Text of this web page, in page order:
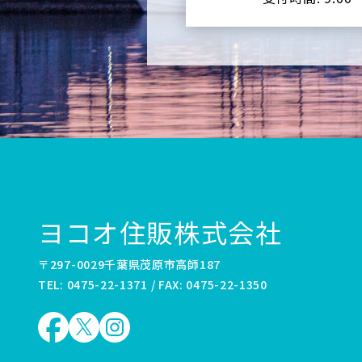
ヨコオ住販株式会社
〒297-0029千葉県茂原市高師187
TEL: 0475-22-1371 / FAX: 0475-22-1350